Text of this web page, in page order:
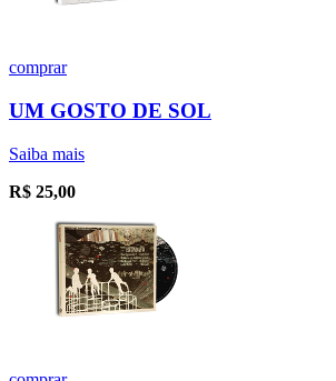
comprar
UM GOSTO DE SOL
Saiba mais
R$ 25,00